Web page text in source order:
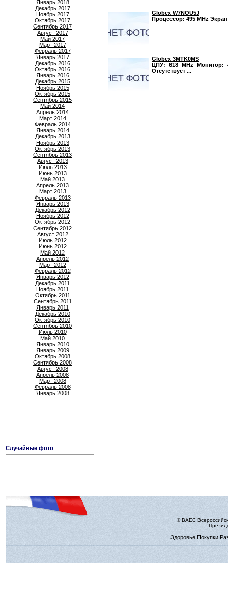
Январь 2018
Декабрь 2017
Ноябрь 2017
Октябрь 2017
Сентябрь 2017
Август 2017
Май 2017
Март 2017
Февраль 2017
Январь 2017
Декабрь 2016
Октябрь 2016
Январь 2016
Декабрь 2015
Ноябрь 2015
Октябрь 2015
Сентябрь 2015
Май 2014
Апрель 2014
Март 2014
Февраль 2014
Январь 2014
Декабрь 2013
Ноябрь 2013
Октябрь 2013
Сентябрь 2013
Август 2013
Июль 2013
Июнь 2013
Май 2013
Апрель 2013
Март 2013
Февраль 2013
Январь 2013
Декабрь 2012
Ноябрь 2012
Октябрь 2012
Сентябрь 2012
Август 2012
Июль 2012
Июнь 2012
Май 2012
Апрель 2012
Март 2012
Февраль 2012
Январь 2012
Декабрь 2011
Ноябрь 2011
Октябрь 2011
Сентябрь 2011
Январь 2011
Декабрь 2010
Октябрь 2010
Сентябрь 2010
Июль 2010
Май 2010
Январь 2010
Январь 2009
Октябрь 2008
Сентябрь 2008
Август 2008
Апрель 2008
Март 2008
Февраль 2008
Январь 2008
Globex W7NOU5J
Процессор: 495 MHz
Globex 3MTK0MS
ЦПУ: 618 MHz Монитор:
Отсутствует ...
Случайные фото
© ВАЕС
Здоровье Покупки